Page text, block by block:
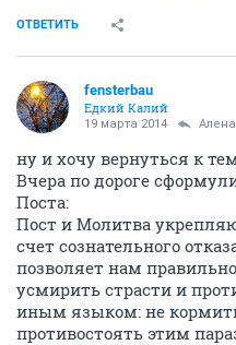
ОТВЕТИТЬ
fensterbau
Едкий Калий
19 марта 2014
ну и хочу вернуться к
Вчера по дороге
Поста:
Пост и Молитва
счет сознательного
позволяет нам
усмирить страсти и
иным языком: не
противостоять этим